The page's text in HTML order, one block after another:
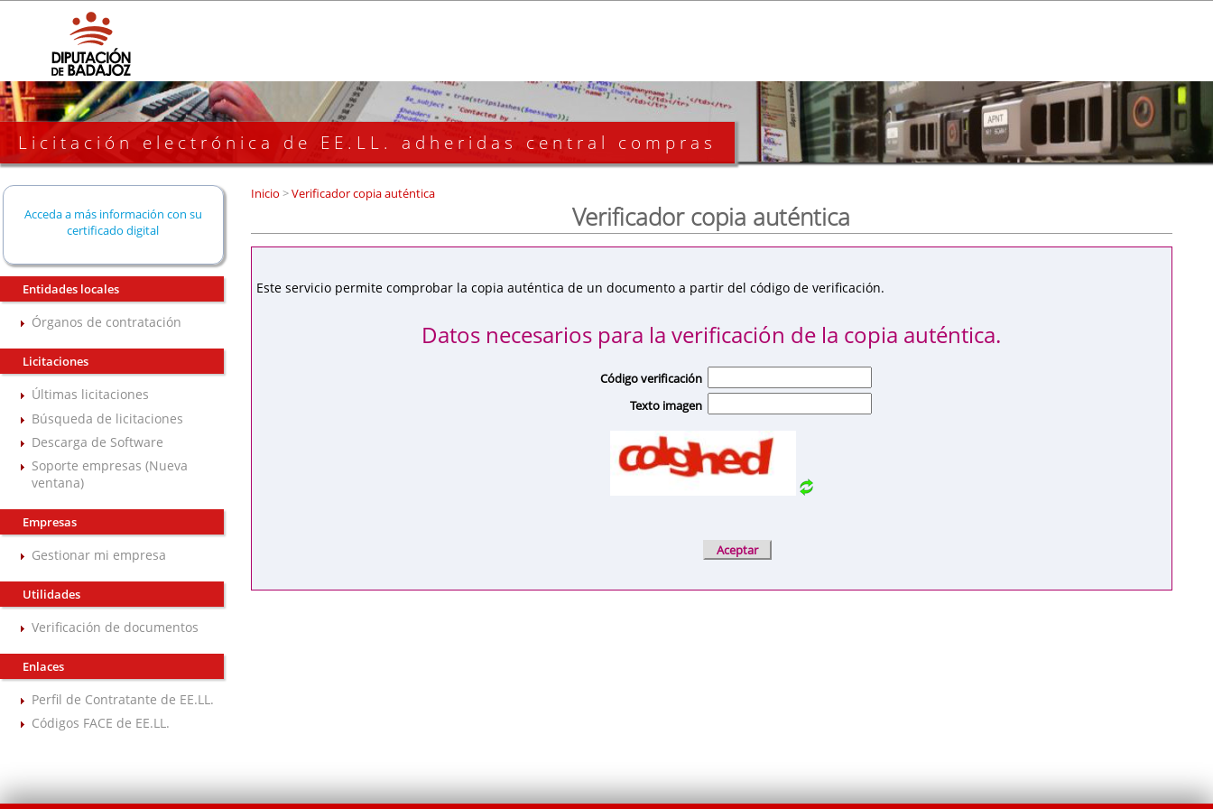
Licitación electrónica de EE.LL. adheridas central compras
Acceda a más información con su
certificado digital
Entidades locales
Órganos de contratación
Licitaciones
Últimas licitaciones
Búsqueda de licitaciones
Descarga de Software
Soporte empresas (Nueva
ventana)
Empresas
Gestionar mi empresa
Utilidades
Verificación de documentos
Enlaces
Perfil de Contratante de EE.LL.
Códigos FACE de EE.LL.
Inicio >Verificador copia auténtica
Verificador copia auténtica
Este servicio permite comprobar la copia auténtica de un documento a partir del código de verificación.
Datos necesarios para la verificación de la copia auténtica.
Código verificación
Texto imagen